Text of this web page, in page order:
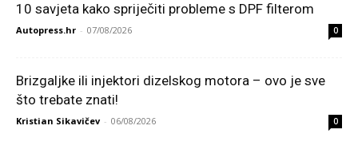
10 savjeta kako spriječiti probleme s DPF filterom
Autopress.hr - 07/08/2026 0
Brizgaljke ili injektori dizelskog motora – ovo je sve
što trebate znati!
Kristian Sikavičev - 06/08/2026 0